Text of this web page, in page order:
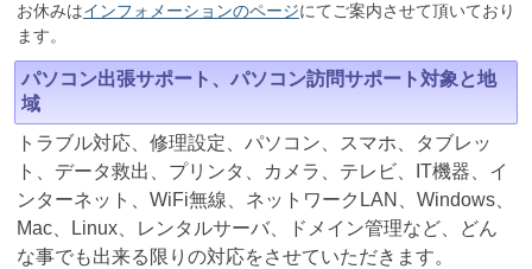
お休みはインフォメーションのページにてご案内させて頂いており
ます。
パソコン出張サポート、パソコン訪問サポート対象と地
域
トラブル対応、修理設定、パソコン、スマホ、タブレッ
ト、データ救出、プリンタ、カメラ、テレビ、IT機器、イ
ンターネット、WiFi無線、ネットワークLAN、Windows、
Mac、Linux、レンタルサーバ、ドメイン管理など、どん
な事でも出来る限りの対応をさせていただきます。